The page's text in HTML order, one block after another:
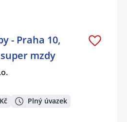
- Praha 10,
mzdy
Plný úvazek